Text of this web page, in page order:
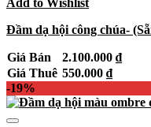
Add to Wishlist
Đầm dạ hội công chúa-
Giá Bán 2.100.000 ₫
Giá Thuê 550.000 ₫
-19%